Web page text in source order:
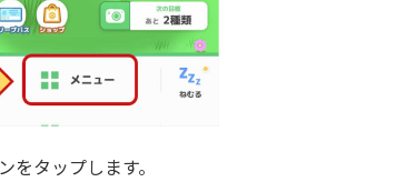
タップします。